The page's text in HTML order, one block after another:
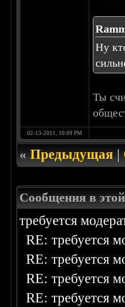
Ну
Ты
02-13-2011, 10:09 PM
«Предыдущая|
Сообщения в
требуется
RE: требуется
RE: требуется
RE: требуется
RE: требуется